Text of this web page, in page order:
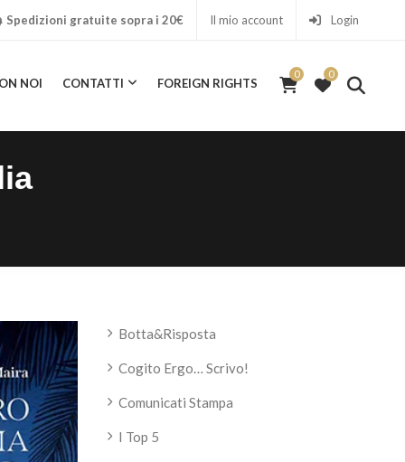
Spedizioni gratuite sopra i 20€ Il mio account Login
NOI CONTATTI FOREIGN RIGHTS
0
0
0
FOREIGN RIGHTS
Botta&Risposta
Cogito Ergo… Scrivo!
Comunicati Stampa
I Top 5